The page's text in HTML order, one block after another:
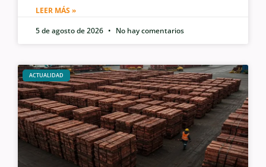
LEER MÁS »
5 de agosto de 2026
No hay comentarios
ACTUALIDAD